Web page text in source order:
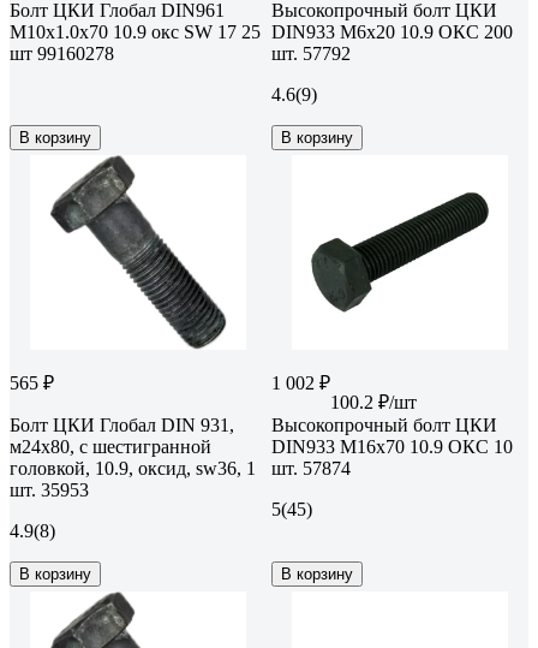
Болт ЦКИ Глобал DIN961
М10х1.0х70 10.9 окс SW 17 25
шт 99160278
В корзину
Высокопрочный болт ЦКИ
DIN933 М6х20 10.9 ОКС 200
шт. 57792
4.6(9)
В корзину
565 ₽
Болт ЦКИ Глобал DIN 931,
м24x80, с шестигранной
головкой, 10.9, оксид, sw36, 1
шт. 35953
4.9(8)
В корзину
1 002 ₽
100.2 ₽/шт
Высокопрочный болт ЦКИ
DIN933 М16х70 10.9 ОКС 10
шт. 57874
5(45)
В корзину